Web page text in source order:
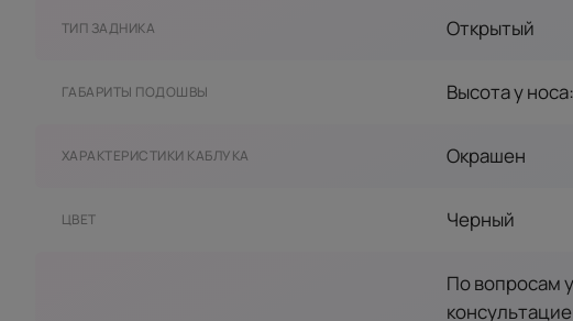
ТИП ЗАДНИКА Открытый
ГАБАРИТЫ ПОДОШВЫ Высота у
ХАРАКТЕРИСТИКИ КАБЛУКА Окрашен
ЦВЕТ Черный
По вопросам